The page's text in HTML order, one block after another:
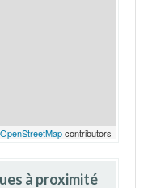
OpenStreetMapcontributors
à proximité